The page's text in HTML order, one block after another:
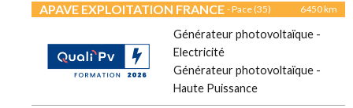
APAVE EXPLOITATION FRANCE - Pace (35) 6450 km
Générateur photovoltaïque -
Electricité
Générateur photovoltaïque -
Haute Puissance